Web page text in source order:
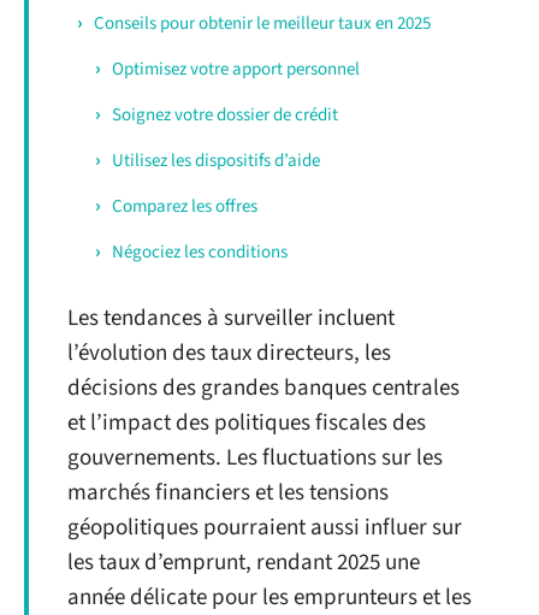
Conseils pour obtenir le meilleur taux en 2025
Optimisez votre apport personnel
Soignez votre dossier de crédit
Utilisez les dispositifs d’aide
Comparez les offres
Négociez les conditions
Les tendances à surveiller incluent
l’évolution des taux directeurs, les
décisions des grandes banques centrales
et l’impact des politiques fiscales des
gouvernements. Les fluctuations sur les
marchés financiers et les tensions
géopolitiques pourraient aussi influer sur
les taux d’emprunt, rendant 2025 une
année délicate pour les emprunteurs et les